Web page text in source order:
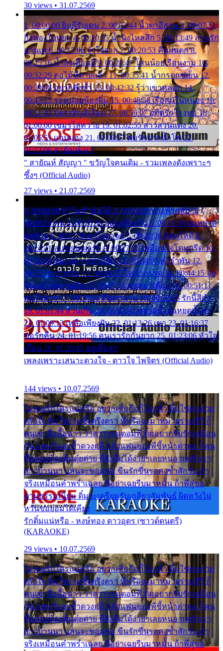
30 views • 31.07.2569
1. 00:00:00 ยินดีรับเดน 2. 00:03:44 น้ำตาอีสาน 3. 00:07:51
กิ่งทองใบหยก 4. 00:10:35 น้ำนิ่งไหลลึก 5. 00:13:49 ลานรัก
ลานเท 6. 00:17:06 จำใจจาก 7. 00:20:53 คืนฝนตก 8.
00:25:16 น้ำลงเดือนยี่ 9. 00:28:47 โสนน้อยเรือนงาม 10.
00:32:29 ตอไม้ที่ตายแล้ว 11. 00:35:41 น้ำกรดแช่เย็น 12.
00:39:08 อยากฟังซ้ำ 13. 00:42:32 รู้ว่าเขาหลอก 14.
00:45:25 รอหน่อยน้องติ๋ม 15. 00:48:56 เรือล่มในหนอง 16.
00:51:43 บัตรเชิญสีเลือด 17. 00:56:07 อดีตรักโรงทอ 18.
01:00:00 เขมรไล่ควาย 19. 01:02:55 สาวสวนแตง 20.
01:05:51 แอบมอง 21. 01:09:27 พบรักปากน้ำโพ 22.
01:13:06 สายัณห์เมา
" สายัณห์ สัญญา " ขวัญใจคนเดิม - รวมเพลงดังเพราะๆ
ซึ้งๆ (Official Audio)
27 views • 21.07.2569
1. 00:00:00 ทำไมทำฉันได้ 2. 00:03:20 นางฟ้าสลัม 3.
00:06:50 คน 4. 00:10:36 บุญเหลือเกิน 5. 00:13:58 ฝนหยาด
สุดท้าย 6. 00:17:30 ยาใจยาจก 7. 00:20:30 คิดดูให้ดี 8.
00:24:21 ลบรอยแผลรัก 9. 00:27:35 เหมือนใจโดนกรีด 10.
00:30:54 ขบวนการเปาเปียว 11. 00:34:05 คำรำพัน 12.
00:37:20 ปาหนัน 13. 00:40:37 ใจเจ้ากรรม 14. 00:44:15 จูบ
ฉันแล้วจงตายเสีย 15. 00:47:24 ขอสูมาเต๊อะ 16. 00:51:11
คนใจมาร 17. 00:54:50 คืนทรมาน 18. 00:58:25 รักนี้สีดำ
19. 01:01:44 ส่วนเกิน 20. 01:05:42 หยาดน้ำฝนหยดน้ำตา
21. 01:09:13 เหลือเพียงฝัน 22. 01:13:26 เขา 23. 01:16:37
ขอรักคืน 24. 01:19:56 คนเรารักกันยาก 25. 01:23:06 หัวใจ
เถื่อน 26. 01:26:45 อยู่เพื่อลูก
เพลงเพราะเสนาะดวงใจ - ดาวใจ ไพจิตร (Official Audio)
144 views • 10.07.2569
ไม่เคยรักใครแน่หรือ อยากเชื่อถือก็ไม่กล้า ติ๋มใช่คนสวย
ตรึงใจ ติ๋มใช่งามซึ้งตรึงตรา พี่หรือจะมาหมายร่วมชีวี ก็
คนเขาลืออื้อฉาว ว่าสาวๆรุมตอมพี่ ติ๋มอยากรับรักเหมือน
กัน แต่หวั่นจะช้ำดวงฤดี กลัวแฟนของพี่ชี้หน้าด่าทอ ก็คน
ชื่อต๋อยต้อยตุ้มตุ๋ยต่าย พี่ยังลืมได้ง่ายๆเลยหนอ แค่ตัวเรา
สาวบ้านนา แสนจะซอมซ่อ ขืนรักขืนรอคงช้ำสักวัน ถ้า
จริงเหมือนคำพร่ำเฉลย พี่อย่าเฉยรีบมาหมั้น ถ้าพี่สู่ขอ
ตามธรรมเนียม ติ๋มจะเตรียมรับเกลียวสัมพันธ์ ผิดหวังไม่
หวั่นขอยอมได้เคียง
รักติ๋มแน่หรือ - หงษ์ทอง ดาวอุดร (ซาวด์ดนตรี)
(KARAOKE)
29 views • 10.07.2569
ไม่เคยรักใครแน่หรือ อยากเชื่อถือก็ไม่กล้า ติ๋มใช่คนสวย
ตรึงใจ ติ๋มใช่งามซึ้งตรึงตรา พี่หรือจะมาหมายร่วมชีวี ก็
คนเขาลืออื้อฉาว ว่าสาวๆรุมตอมพี่ ติ๋มอยากรับรักเหมือน
กัน แต่หวั่นจะช้ำดวงฤดี กลัวแฟนของพี่ชี้หน้าด่าทอ ก็คน
ชื่อต๋อยต้อยตุ้มตุ๋ยต่าย พี่ยังลืมได้ง่ายๆเลยหนอ แค่ตัวเรา
สาวบ้านนา แสนจะซอมซ่อ ขืนรักขืนรอคงช้ำสักวัน ถ้า
จริงเหมือนคำพร่ำเฉลย พี่อย่าเฉยรีบมาหมั้น ถ้าพี่สู่ขอ